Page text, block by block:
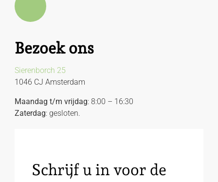
Bezoek ons
Sierenborch 25
1046 CJ Amsterdam
Maandag t/m vrijdag: 8:00 – 16:30
Zaterdag: gesloten.
Schrijf u in voor de